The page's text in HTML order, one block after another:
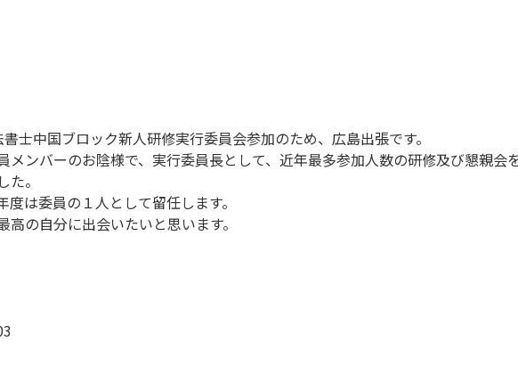
士中国ブロック新人研修実行委員会参加のため、広島出張です。
メンバーのお陰様で、実行委員長として、近年最多参加人数の研修及び懇親会
。
は委員の１人として留任します。
の自分に出会いたいと思います。